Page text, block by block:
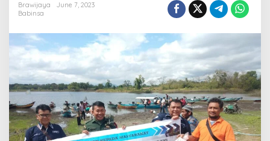
I
m
r
n
I
k
u
t
i
Brawijaya
June 7, 2023
Babinsa